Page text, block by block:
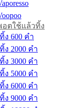
อตใช้แล้วทิ้ง
600 คำ
2000 คำ
3000 คำ
5000 คำ
6000 คำ
9000 คำ